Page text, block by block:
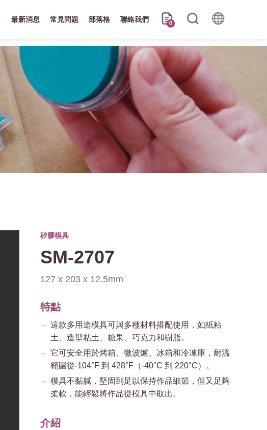
最新消息 常見問題 部落格 聯絡我們 0
矽膠模具
SM-2707
127 x 203 x 12.5mm
特點
這款多用途模具可與多種材料搭配使用，如紙粘
土、造型粘土、糖果、巧克力和樹脂。
它可安全用於烤箱、微波爐、冰箱和冷凍庫，耐溫
範圍從-104°F 到 428°F（-40°C 到 220°C）。
模具不黏膩，堅固到足以保持作品細節，但又足夠
柔軟，能輕鬆將作品從模具中取出。
介紹